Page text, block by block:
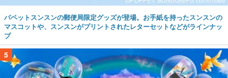
パペットスンスンの郵便局限定グッズが登場。お手紙を持ったスンスンの
マスコットや、スンスンがプリントされたレターセットなどがラインナッ
プ
5